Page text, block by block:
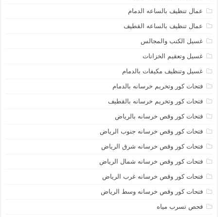
عمال تنظيف بالساعه الدمام
عمال تنظيف بالساعه القطيف
غسيل الكنب والمجالس
غسيل وتعقيم الخزانات
غسيل وتنظيف مكيفات بالدمام
فتحات كور وتخريم خرسانه بالدمام
فتحات كور وتخريم خرسانه بالقطيف
فتحات كور وقص خرسانه بالرياض
فتحات كور وقص خرسانه جنوب الرياض
فتحات كور وقص خرسانه شرق الرياض
فتحات كور وقص خرسانه شمال الرياض
فتحات كور وقص خرسانه غرب الرياض
فتحات كور وقص خرسانه وسط الرياض
فحص تسرب مياه